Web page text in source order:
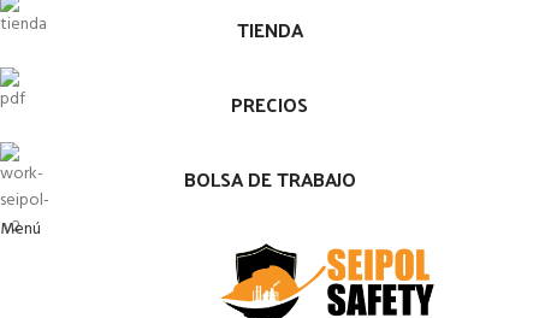
TIENDA
PRECIOS
BOLSA DE TRABAJO
Menú